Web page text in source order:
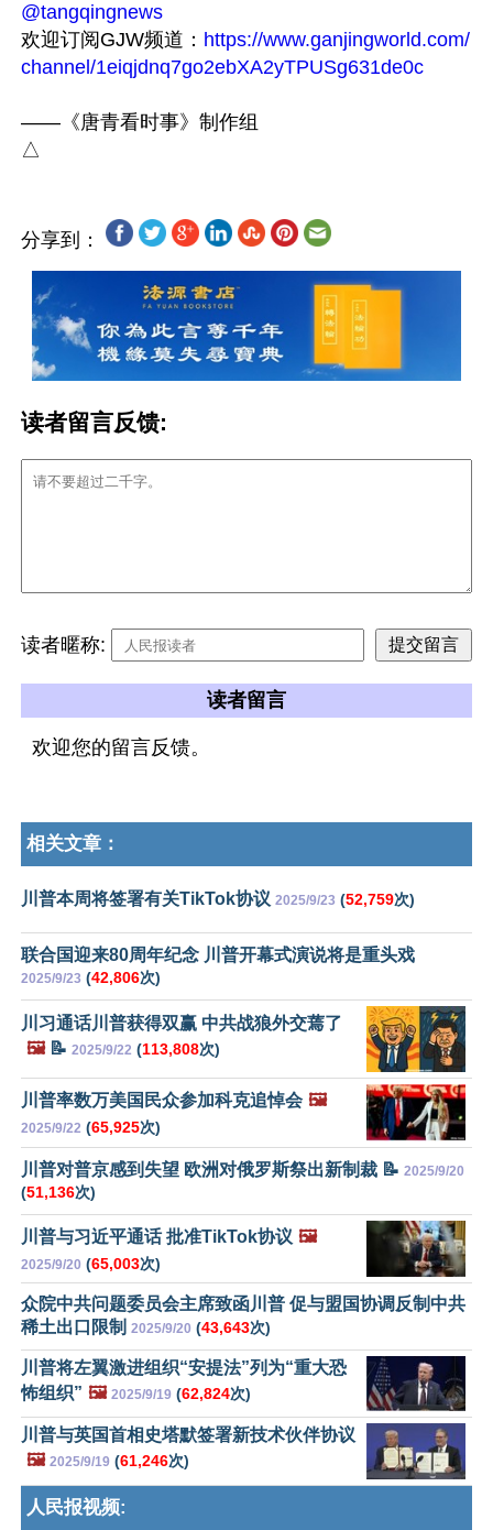
@tangqingnews
欢迎订阅GJW频道： https://www.ganjingworld.com/
channel/1eiqjdnq7go2ebXA2yTPUSg631de0c
——《唐青看时事》制作组
分享到：
读者留言反馈:
读者暱称:
读者留言
欢迎您的留言反馈。
相关文章：
川普本周将签署有关TikTok协议 2025/9/23 (52,759次)
联合国迎来80周年纪念 川普开幕式演说将是重头戏
2025/9/23 (42,806次)
川习通话川普获得双赢 中共战狼外交蔫了
🖼️📝 2025/9/22 (113,808次)
川普率数万美国民众参加科克追悼会 🖼️
2025/9/22 (65,925次)
川普对普京感到失望 欧洲对俄罗斯祭出新制裁 📝 2025/9/20
(51,136次)
川普与习近平通话 批准TikTok协议 🖼️
2025/9/20 (65,003次)
众院中共问题委员会主席致函川普 促与盟国协调反制中共
稀土出口限制 2025/9/20 (43,643次)
川普将左翼激进组织“安提法”列为“重大恐
怖组织” 🖼️ 2025/9/19 (62,824次)
川普与英国首相史塔默签署新技术伙伴协议
🖼️ 2025/9/19 (61,246次)
人民报视频: